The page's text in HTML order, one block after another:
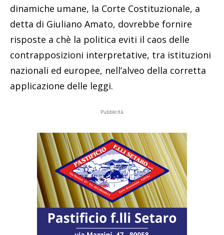
dinamiche umane, la Corte Costituzionale, a
detta di Giuliano Amato, dovrebbe fornire
risposte a chè la politica eviti il caos delle
contrapposizioni interpretative, tra istituzioni
nazionali ed europee, nell’alveo della corretta
applicazione delle leggi.
Pubblicità